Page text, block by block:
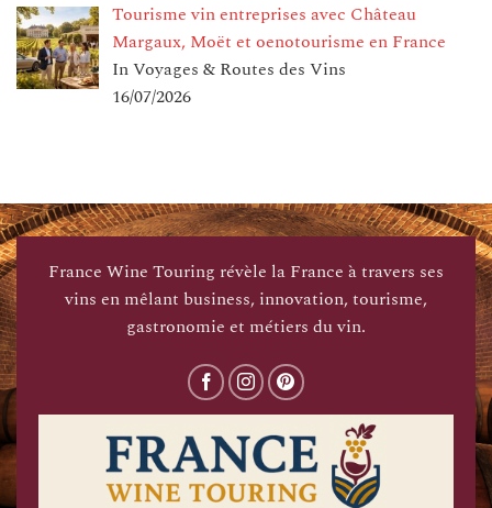
Tourisme vin entreprises avec Château
Margaux, Moët et oenotourisme en France
In Voyages & Routes des Vins
16/07/2026
France Wine Touring révèle la France à travers ses
vins en mêlant business, innovation, tourisme,
gastronomie et métiers du vin.